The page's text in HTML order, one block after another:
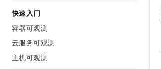
快速入门
容器可观测
云服务可观测
主机可观测